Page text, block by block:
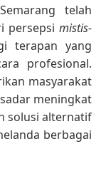
telah
persepsi mistis-
terapan yang
profesional.
masyarakat
meningkat
solusi alternatif
berbagai